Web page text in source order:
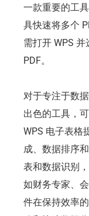
一款重要的工
具快速将多个
需打开 WPS
PDF。
对于专注于数
出色的工具，
WPS 电子表格
成、数据排序
表和数据识别
如财务专家、
件在保持效率